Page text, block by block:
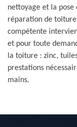
nettoyage et la pose
réparation de
compétente
et pour toute
la toiture : zinc,
prestations
mains.